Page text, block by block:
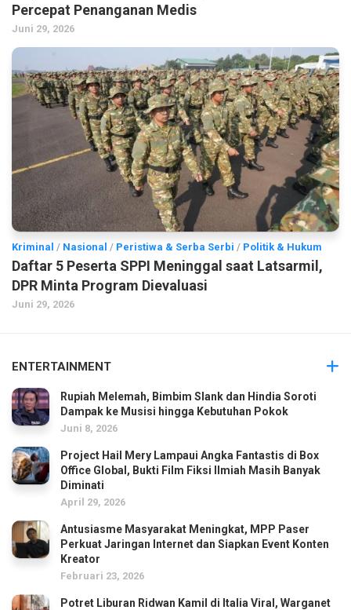
Percepat Penanganan Medis
Juni 29, 2026
Kriminal / Nasional / Peristiwa & Serba Serbi / Politik & Hukum
Daftar 5 Peserta SPPI Meninggal saat Latsarmil,
DPR Minta Program Dievaluasi
Juni 29, 2026
ENTERTAINMENT
Rupiah Melemah, Bimbim Slank dan Hindia Soroti
Dampak ke Musisi hingga Kebutuhan Pokok
Juni 8, 2026
Project Hail Mery Lampaui Angka Fantastis di Box
Office Global, Bukti Film Fiksi Ilmiah Masih Banyak
Diminati
April 29, 2026
Antusiasme Masyarakat Meningkat, MPP Paser
Perkuat Jaringan Internet dan Siapkan Event Konten
Kreator
Februari 23, 2026
Potret Liburan Ridwan Kamil di Italia Viral, Warganet